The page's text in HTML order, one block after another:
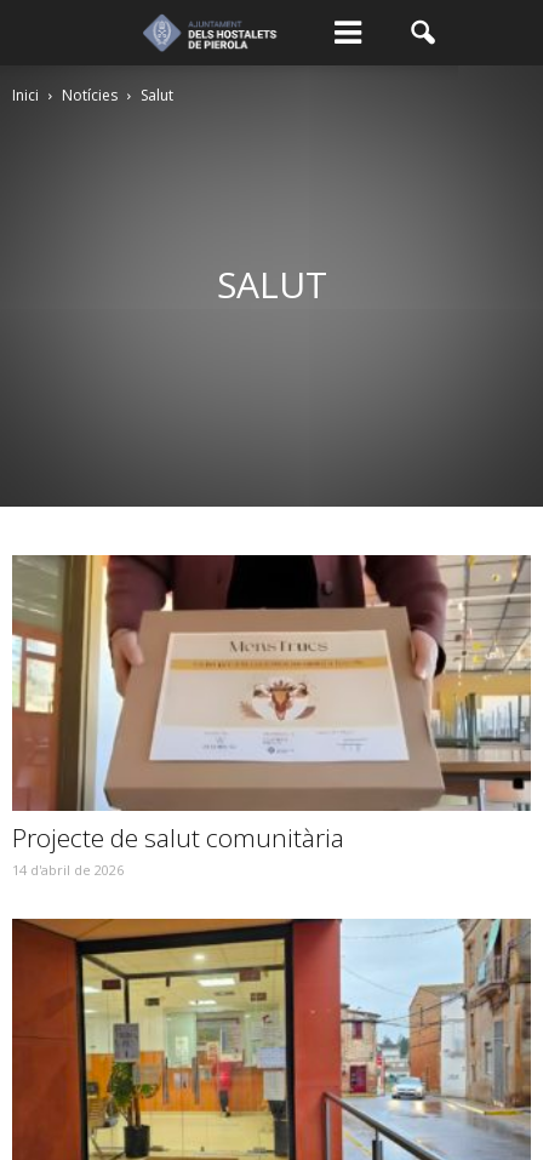
Inici Notícies Salut
SALUT
Projecte de salut comunitària
14 d'abril de 2026